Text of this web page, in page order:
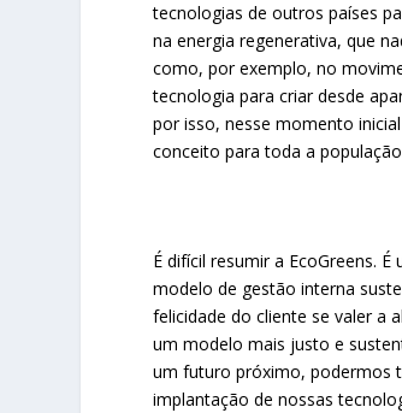
tecnologias de outros países
na energia regenerativa, que
como, por exemplo, no
tecnologia para criar desde
por isso, nesse momento
conceito para toda a
É difícil resumir a EcoGreens.
modelo de gestão interna
felicidade do cliente se valer a
um modelo mais justo e
um futuro próximo, podermos
implantação de nossas